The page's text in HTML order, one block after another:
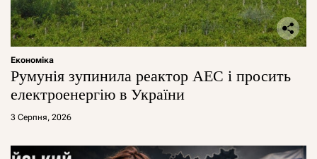
Економіка
Румунія зупинила реактор АЕС і просить
електроенергію в України
3 Серпня, 2026